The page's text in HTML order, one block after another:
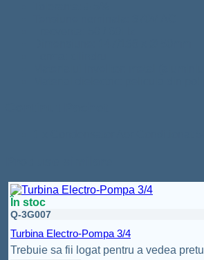
În stoc
Q-3G007
Turbina Electro-Pompa 3/4
Trebuie sa fii logat pentru a vedea pretul